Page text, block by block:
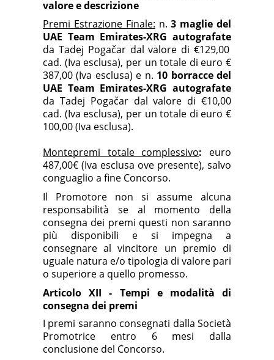
valore e descrizione
Premi Estrazione Finale: n.3 maglie del
UAE Team Emirates-XRG autografate
da Tadej Pogačar dal valore di €129,00
cad. (Iva esclusa), per un totale di euro €
387,00 (Iva esclusa) e n. 10 borracce del
UAE Team Emirates-XRG autografate
da Tadej Pogačar dal valore di €10,00
cad. (Iva esclusa), per un totale di euro €
100,00 (Iva esclusa).
Montepremi totale complessivo:
euro
487,00€ (Iva esclusa ove presente), salvo
conguaglio a fine Concorso.
Il Promotore non si assume alcuna
responsabilità se al momento della
consegna dei premi questi non saranno
più disponibili e si impegna a
consegnare al vincitore un premio di
uguale natura e/o tipologia di valore pari
o superiore a quello promesso.
Articolo XII - Tempi e modalità di
consegna dei premi
I premi saranno consegnati dalla Società
Promotrice entro 6 mesi dalla
conclusione del Concorso.